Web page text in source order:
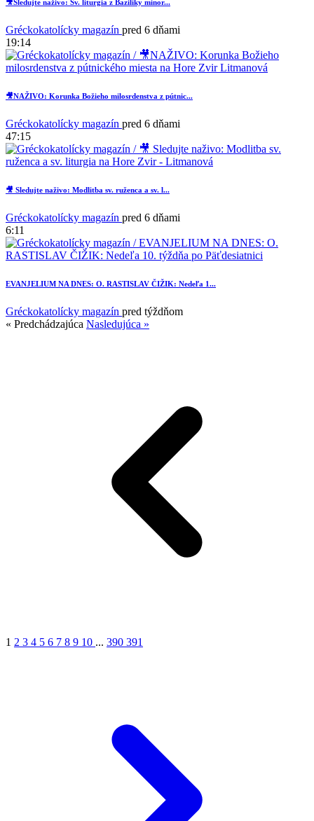
🎥Sledujte naživo: Sv. liturgia z Baziliky minor...
Gréckokatolícky magazín pred 6 dňami
19:14
🎥NAŽIVO: Korunka Božieho milosrdenstva z pútnic...
Gréckokatolícky magazín pred 6 dňami
47:15
🎥 Sledujte naživo: Modlitba sv. ruženca a sv. l...
Gréckokatolícky magazín pred 6 dňami
6:11
EVANJELIUM NA DNES: O. RASTISLAV ČIŽIK: Nedeľa 1...
Gréckokatolícky magazín pred týždňom
« Predchádzajúca Nasledujúca »
1 2 3 4 5 6 7 8 9 10 ... 390 391